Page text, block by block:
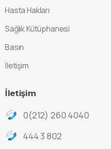
Hasta Hakları
Sağlık Kütüphanesi
Basın
İletişim
İletişim
0(212) 260 4040
444 3 802